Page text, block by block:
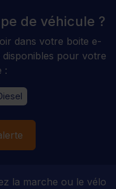
de véhicule ?
dans votre boite e-
pour votre
:
la marche ou le vélo